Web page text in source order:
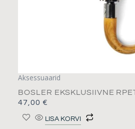
Aksessuaarid
BOSLER EKSKLUSIIVNE
47,00 €
LISA KORVI